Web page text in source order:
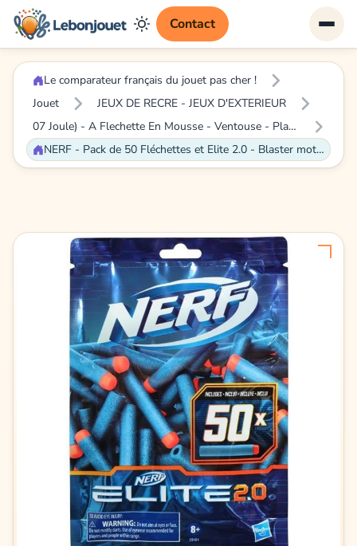
Contact
Le comparateur français du jouet pas cher !
Jouet
JEUX DE RECRE - JEUX D'EXTERIEUR
07 Joule) - A Flechette En Mousse - Ventouse - Plastique
NERF - Pack de 50 Fléchettes et Elite 2.0 - Blaster motorisé Turbine CS -18